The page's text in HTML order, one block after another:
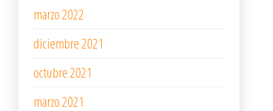
marzo 2022
diciembre 2021
octubre 2021
marzo 2021